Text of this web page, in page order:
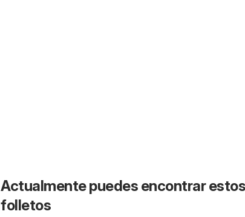
Actualmente puedes encontrar
folletos